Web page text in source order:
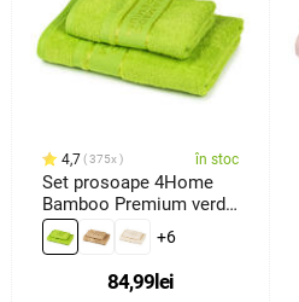
4,7 375x în stoc
Set prosoape 4Home
Bamboo Premium verde,
70 x 140 cm, 50 x 100
cm
+6
84,99 lei